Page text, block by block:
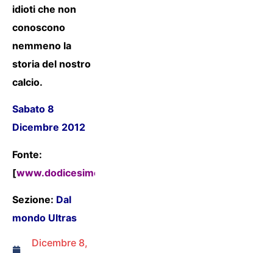
idioti che non
conoscono
nemmeno la
storia del nostro
calcio.
Sabato 8
Dicembre 2012
Fonte:
[www.dodicesimouomo.net
Sezione: Dal
mondo Ultras
Dicembre 8,